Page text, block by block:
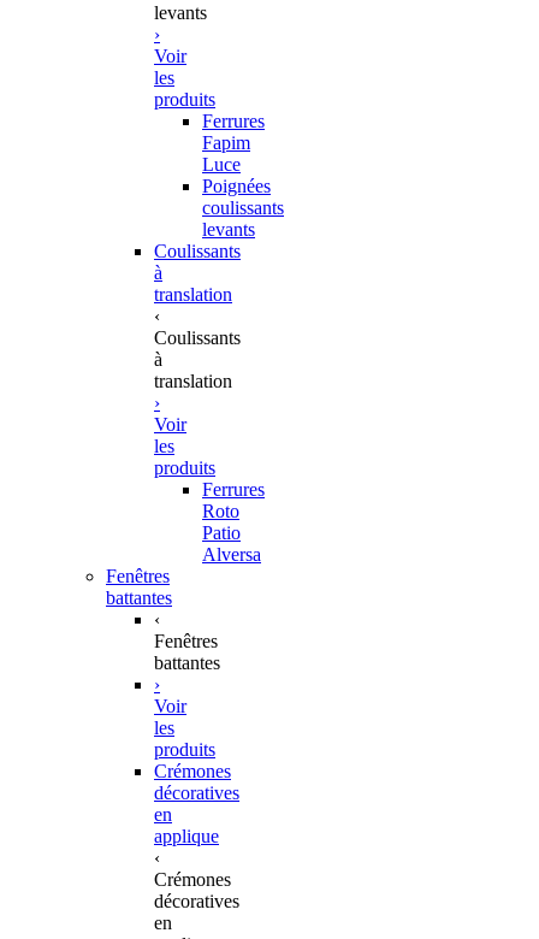
levants
›
Voir
les
produits
Ferrures
Fapim
Luce
Poignées
coulissants
levants
Coulissants
à
translation
‹
Coulissants
à
translation
›
Voir
les
produits
Ferrures
Roto
Patio
Alversa
Fenêtres
battantes
‹
Fenêtres
battantes
›
Voir
les
produits
Crémones
décoratives
en
applique
‹
Crémones
décoratives
en